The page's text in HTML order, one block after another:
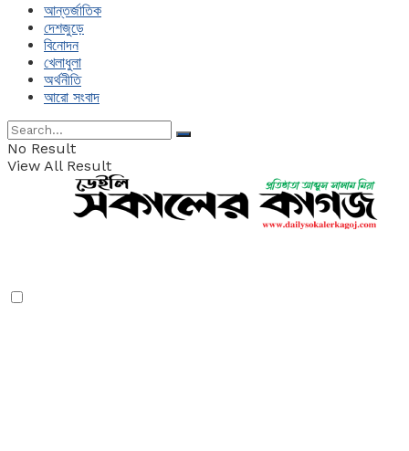
আন্তর্জাতিক
দেশজুড়ে
বিনোদন
খেলাধুলা
অর্থনীতি
আরো সংবাদ
No Result
View All Result